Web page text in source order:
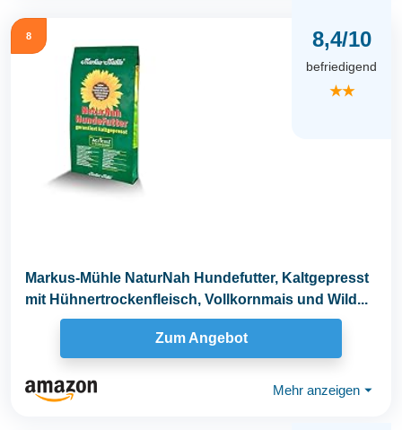
8 8,4/10
befriedigend
★★
Markus-Mühle NaturNah Hundefutter, Kaltgepresst
mit Hühnertrockenfleisch, Vollkornmais und Wild...
Zum Angebot
Mehr anzeigen ⏷